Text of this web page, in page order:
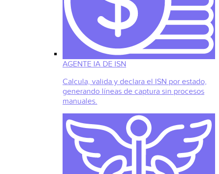
AGENTE IA DE ISN
Calcula, valida y declara el ISN por estado,
generando líneas de captura sin procesos
manuales.